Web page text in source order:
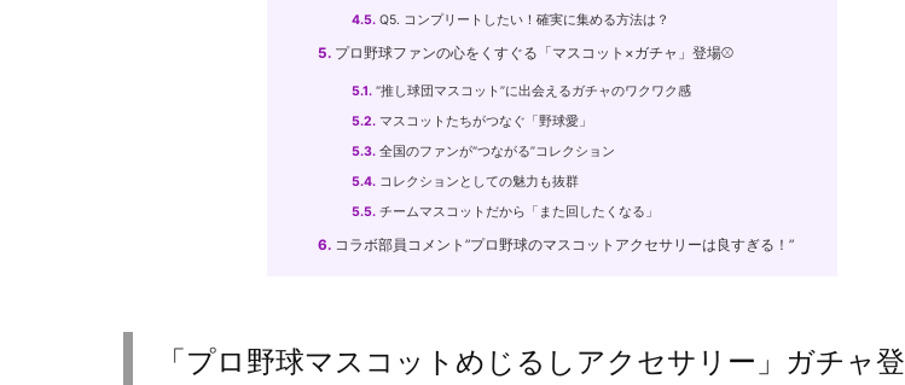
4.5. Q5. コンプリートしたい！確実に集める方法は？
5. プロ野球ファンの心をくすぐる「マスコット×ガチャ」登場⚾
5.1. “推し球団マスコット”に出会えるガチャのワクワク感
5.2. マスコットたちがつなぐ「野球愛」
5.3. 全国のファンが“つながる”コレクション
5.4. コレクションとしての魅力も抜群
5.5. チームマスコットだから「また回したくなる」
6. コラボ部員コメント”プロ野球のマスコットアクセサリーは良すぎる！”
「プロ野球マスコットめじるしアクセサリー」ガチャ登